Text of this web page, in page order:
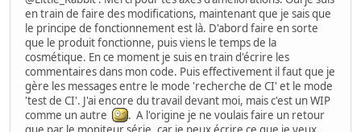
en train de faire des modifications, maintenant que je sais que
le principe de fonctionnement est là. D'abord faire en sorte
que le produit fonctionne, puis viens le temps de la
cosmétique. En ce moment je suis en train d'écrire les
commentaires dans mon code. Puis effectivement il faut que je
gère les messages entre le mode 'recherche de CI' et le mode
'test de CI'. J'ai encore du travail devant moi, mais c'est un WIP
comme un autre
. A l'origine je ne voulais faire un retour